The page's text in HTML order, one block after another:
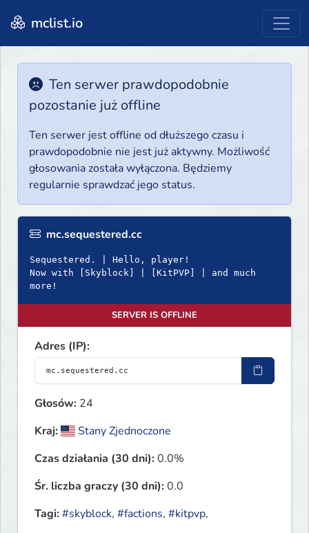
mclist.io
Ten serwer prawdopodobnie
pozostanie już offline
Ten serwer jest offline od dłuższego czasu i
prawdopodobnie nie jest już aktywny. Możliwość
głosowania została wyłączona. Będziemy
regularnie sprawdzać jego status.
mc.sequestered.cc
Sequestered. | Hello, player!
Now with [Skyblock] | [KitPVP] | and much
more!
SERVER IS OFFLINE
Adres (IP):
Głosów: 24
Kraj:
Stany Zjednoczone
Czas działania (30 dni):0.0%
Śr. liczba graczy (30 dni):0.0
Tagi:#skyblock, #factions, #kitpvp,